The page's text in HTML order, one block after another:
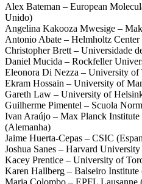
Alex Bateman – European
Unido)
Angelina Kakooza Mwesige –
Antonio Abate – Helmholtz
Christopher Brett – Universidade
Daniel Mucida – Rockfeller
Eleonora Di Nezza – University of
Ekram Hossain – University of
Gareth Law – University of
Guilherme Pimentel – Scuola
Ivan Araújo – Max Planck
(Alemanha)
Jaime Huerta-Cepas – CSIC
Joshua Sanes – Harvard
Kacey Prentice – University of
Karen Hallberg – Balseiro
Maria Colombo – EPFL Lausanne